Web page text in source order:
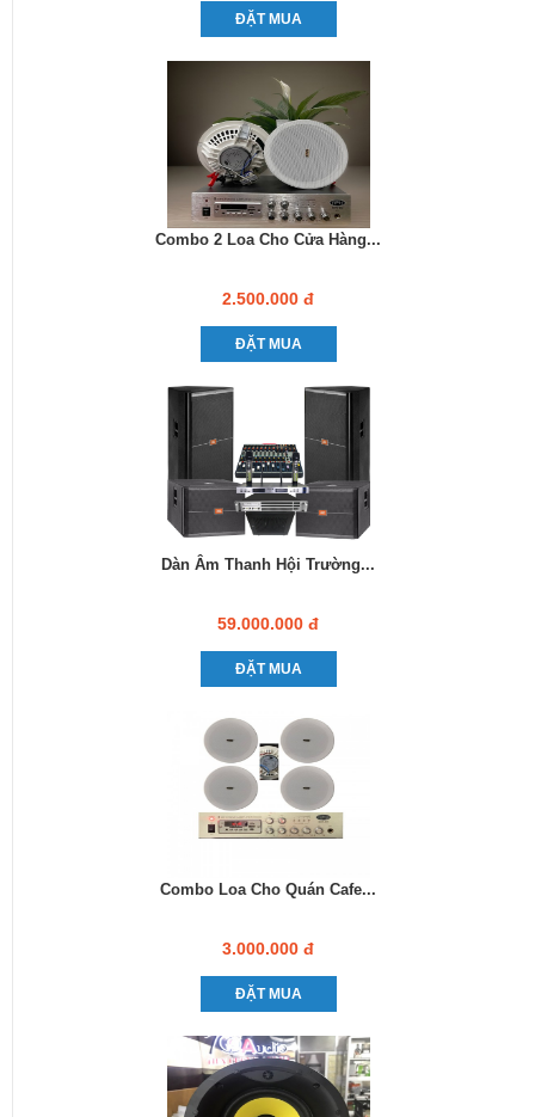
ĐẶT MUA
Combo 2 Loa Cho Cửa Hàng...
2.500.000 đ
ĐẶT MUA
Dàn Âm Thanh Hội Trường...
59.000.000 đ
ĐẶT MUA
Combo Loa Cho Quán Cafe...
3.000.000 đ
ĐẶT MUA